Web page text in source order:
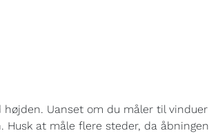
Uanset om du måler til vinduer
at måle flere steder, da åbningen